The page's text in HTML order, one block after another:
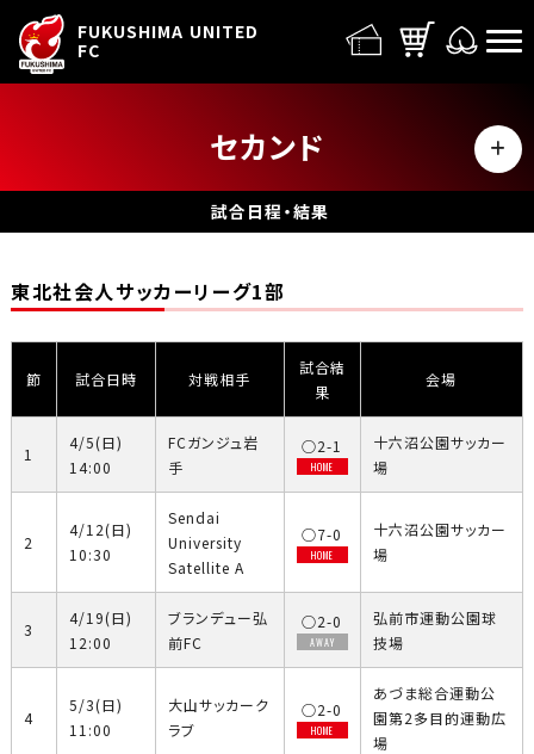
FUKUSHIMA UNITED
FC
セカンド
MENU
日程・結果
スタッフ
試合日程・結果
東北社会人サッカーリーグ1部
節 試合日時 対戦相手
試合結
果
会場
1
4/5(日)
14:00
FCガンジュ岩
手
○2-1
HOME
十六沼公園サッカー
場
2
4/12(日)
10:30
Sendai
University
Satellite A
○7-0
HOME
十六沼公園サッカー
場
3
4/19(日)
12:00
ブランデュー弘
前FC
○2-0
AWAY
弘前市運動公園球
技場
4
5/3(日)
11:00
大山サッカーク
ラブ
○2-0
HOME
あづま総合運動公
園第2多目的運動広
場